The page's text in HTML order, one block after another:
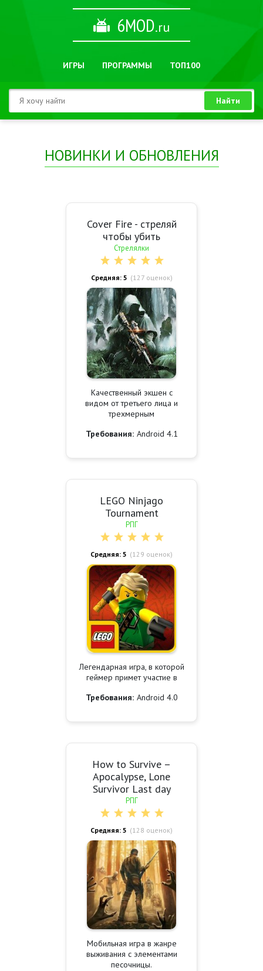
6MOD.ru
ИГРЫ ПРОГРАММЫ ТОП100
Найти
НОВИНКИ И ОБНОВЛЕНИЯ
Cover Fire - стреляй
чтобы убить
Стрелялки
Средняя: 5 (127оценок)
Качественный экшен с
видом от третьего лица и
трехмерным
Требования: Android 4.1
LEGO Ninjago
Tournament
РПГ
Средняя: 5 (129 оценок)
Легендарная игра, в которой
геймер примет участие в
Требования: Android 4.0
How to Survive –
Apocalypse, Lone
Survivor Last day
РПГ
Средняя: 5 (128 оценок)
Мобильная игра в жанре
выживания с элементами
песочницы.